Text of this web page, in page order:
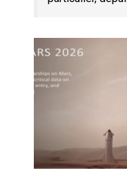
le
La